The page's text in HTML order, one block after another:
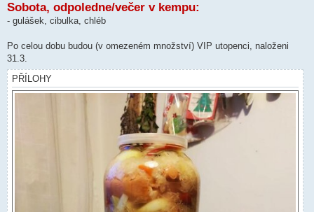
Sobota, odpoledne/večer v kempu:
- gulášek, cibulka, chléb
Po celou dobu budou (v omezeném množství) VIP utopenci, naloženi
31.3.
PŘÍLOHY